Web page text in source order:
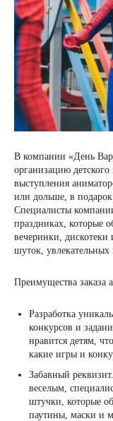
В компании «День
организацию
выступления
или дольше, в
Специалисты
праздниках, которые
вечеринки,
шуток, увлекательных
Преимущества заказа
Разработка
конкурсов и
нравится детям,
какие игры и
Забавный
веселым,
штучки, которые
паутины, маски и